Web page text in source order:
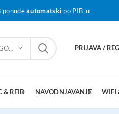
ponudeautomatski po PIB-u
ODABERI KATEGORIJU PRIJAVA /
& RFID NAVODNJAVANJE WIFI